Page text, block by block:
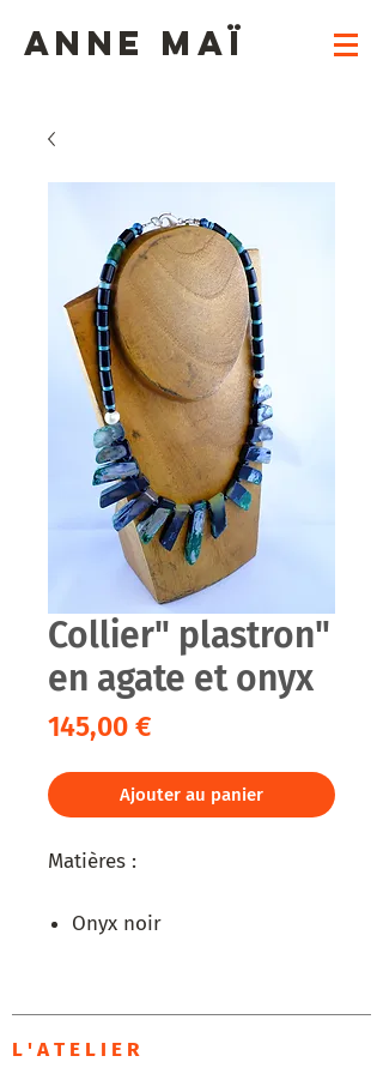
ANNE MAï
Collier" plastron"
en agate et onyx
145,00 €
Ajouter au panier
Matières :
Onyx noir
Magnésite
L ' A T E L I E R